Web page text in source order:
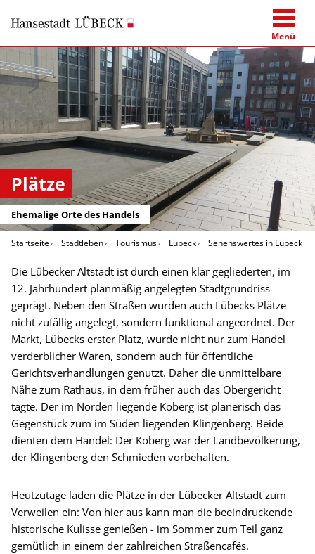
Menü
Plätze
Ehemalige Orte des Handels
Startseite Stadtleben Tourismus Lübeck Sehenswertes in Lübeck
Die Lübecker Altstadt ist durch einen klar gegliederten, im
12. Jahrhundert planmäßig angelegten Stadtgrundriss
geprägt. Neben den Straßen wurden auch Lübecks Plätze
nicht zufällig angelegt, sondern funktional angeordnet. Der
Markt, Lübecks erster Platz, wurde nicht nur zum Handel
verderblicher Waren, sondern auch für öffentliche
Gerichtsverhandlungen genutzt. Daher die unmittelbare
Nähe zum Rathaus, in dem früher auch das Obergericht
tagte. Der im Norden liegende Koberg ist planerisch das
Gegenstück zum im Süden liegenden Klingenberg. Beide
dienten dem Handel: Der Koberg war der Landbevölkerung,
der Klingenberg den Schmieden vorbehalten.
Heutzutage laden die Plätze in der Lübecker Altstadt zum
Verweilen ein: Von hier aus kann man die beeindruckende
historische Kulisse genießen - im Sommer zum Teil ganz
gemütlich in einem der zahlreichen Straßencafés.